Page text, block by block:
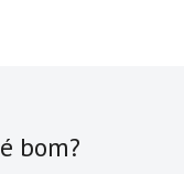
bom?